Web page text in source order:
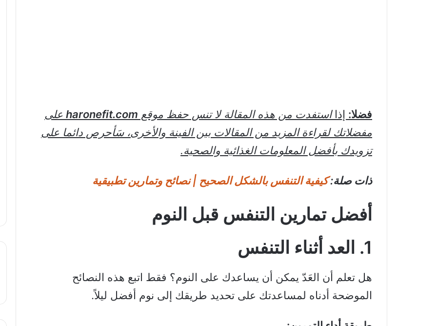
فضلا: إذااستفدت من هذه المقالة لا تنس حفظ موقع haronefit.com على
مفضلاتك لقراءة المزيد من المقالات بين الفينة والأخرى، سَأحرص دائما على
تزويدك بأفضل المعلومات الغذائية والصحية.
ذات صلة:كيفية التنفس بالشكل الصحيح | نصائح وتمارين تطبيقية
أفضل تمارين التنفس قبل النوم
1. العد أثناء التنفس
هل تعلم أن العَدّ يمكن أن يساعدك على النوم؟ فقط اتبع هذه النصائح
الموضحة أدناه لمساعدتك على تحديد طريقك إلى نوم أفضل ليلاً.